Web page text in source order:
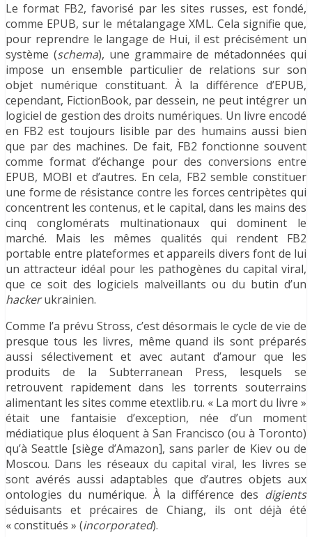
Le format FB2, favorisé par les sites russes, est fondé,
comme EPUB, sur le métalangage XML. Cela signifie que,
pour reprendre le langage de Hui, il est précisément un
système (schema), une grammaire de métadonnées qui
impose un ensemble particulier de relations sur son
objet numérique constituant. À la différence d’EPUB,
cependant, FictionBook, par dessein, ne peut intégrer un
logiciel de gestion des droits numériques. Un livre encodé
en FB2 est toujours lisible par des humains aussi bien
que par des machines. De fait, FB2 fonctionne souvent
comme format d’échange pour des conversions entre
EPUB, MOBI et d’autres. En cela, FB2 semble constituer
une forme de résistance contre les forces centripètes qui
concentrent les contenus, et le capital, dans les mains des
cinq conglomérats multinationaux qui dominent le
marché. Mais les mêmes qualités qui rendent FB2
portable entre plateformes et appareils divers font de lui
un attracteur idéal pour les pathogènes du capital viral,
que ce soit des logiciels malveillants ou du butin d’un
hackerukrainien.
Comme l’a prévu Stross, c’est désormais le cycle de vie de
presque tous les livres, même quand ils sont préparés
aussi sélectivement et avec autant d’amour que les
produits de la Subterranean Press, lesquels se
retrouvent rapidement dans les torrents souterrains
alimentant les sites comme etextlib.ru. « La mort du livre »
était une fantaisie d’exception, née d’un moment
médiatique plus éloquent à San Francisco (ou à Toronto)
qu’à Seattle [siège d’Amazon], sans parler de Kiev ou de
Moscou. Dans les réseaux du capital viral, les livres se
sont avérés aussi adaptables que d’autres objets aux
ontologies du numérique. À la différence des digients
séduisants et précaires de Chiang, ils ont déjà été
« constitués » (incorporated).